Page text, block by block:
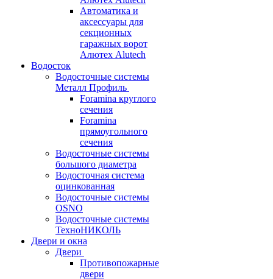
Автоматика и
аксессуары для
секционных
гаражных ворот
Алютех Alutech
Водосток
Водосточные системы
Металл Профиль
Foramina круглого
сечения
Foramina
прямоугольного
сечения
Водосточные системы
большого диаметра
Водосточная система
оцинкованная
Водосточные системы
OSNO
Водосточные системы
ТехноНИКОЛЬ
Двери и окна
Двери
Противопожарные
двери